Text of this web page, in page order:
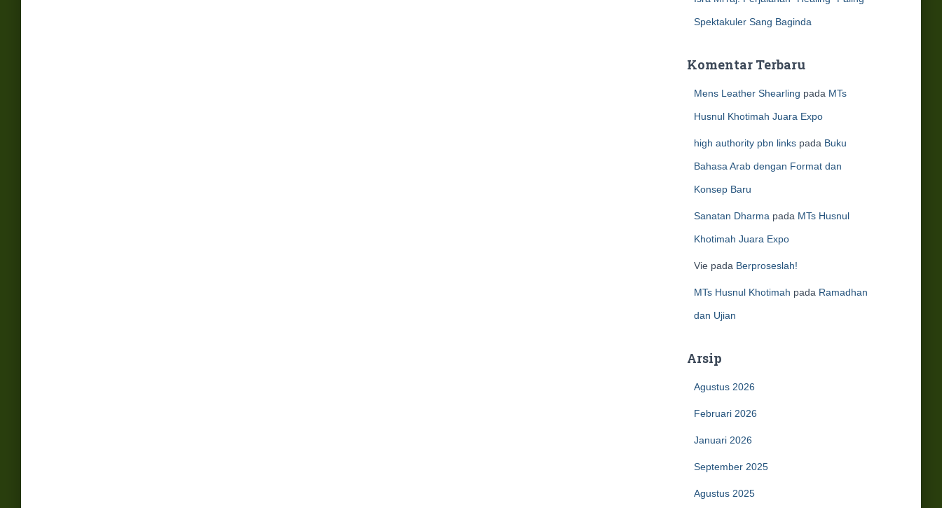
Spektakuler Sang Baginda
Komentar Terbaru
Mens Leather Shearling pada MTs
Husnul Khotimah Juara Expo
high authority pbn linkspada Buku
Bahasa Arab dengan Format dan
Konsep Baru
Sanatan Dharma pada MTs Husnul
Khotimah Juara Expo
Viepada Berproseslah!
MTs Husnul Khotimah pada Ramadhan
dan Ujian
Arsip
Agustus 2026
Februari 2026
Januari 2026
September 2025
Agustus 2025